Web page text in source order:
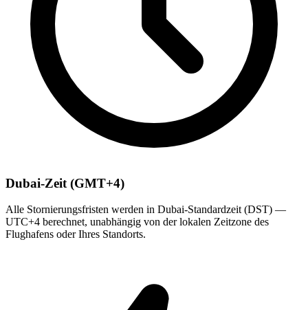
Dubai-Zeit (GMT+4)
Alle Stornierungsfristen werden in Dubai-Standardzeit (DST) —
UTC+4 berechnet, unabhängig von der lokalen Zeitzone des
Flughafens oder Ihres Standorts.